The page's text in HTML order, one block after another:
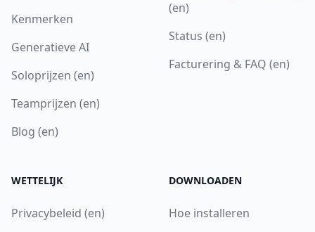
Kenmerken
Generatieve AI
Soloprijzen (en)
Teamprijzen (en)
Blog (en)
(en)
Status (en)
Facturering & FAQ (en)
WETTELIJK
Privacybeleid (en)
DOWNLOADEN
Hoe installeren